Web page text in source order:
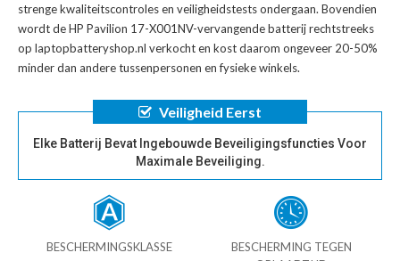
strenge kwaliteitscontroles en veiligheidstests ondergaan. Bovendien
wordt deHP Pavilion 17-X001NV-vervangende batterijrechtstreeks
op laptopbatteryshop.nl verkocht en kost daarom ongeveer 20-50%
minder dan andere tussenpersonen en fysieke winkels.
Veiligheid Eerst
Elke Batterij Bevat Ingebouwde Beveiligingsfuncties Voor
Maximale Beveiliging.
BESCHERMINGSKLASSE
BESCHERMING TEGEN